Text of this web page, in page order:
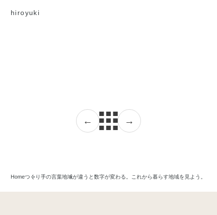
hiroyuki
← →
Homeつくり手の言葉地域が違うと数字が変わる。これから暮らす地域を見よう。